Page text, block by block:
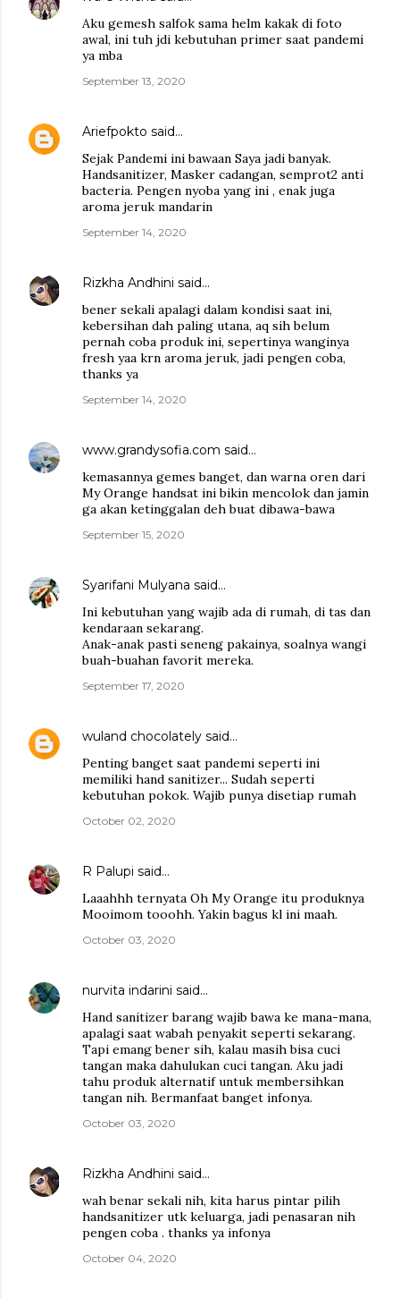
Aku gemesh salfok sama helm kakak di foto
awal, ini tuh jdi kebutuhan primer saat pandemi
ya mba
September 13, 2020
Ariefpokto said…
Sejak Pandemi ini bawaan Saya jadi banyak.
Handsanitizer, Masker cadangan, semprot2 anti
bacteria. Pengen nyoba yang ini , enak juga
aroma jeruk mandarin
September 14, 2020
Rizkha Andhini said…
bener sekali apalagi dalam kondisi saat ini,
kebersihan dah paling utana, aq sih belum
pernah coba produk ini, sepertinya wanginya
fresh yaa krn aroma jeruk, jadi pengen coba,
thanks ya
September 14, 2020
www.grandysofia.com said…
kemasannya gemes banget, dan warna oren dari
My Orange handsat ini bikin mencolok dan jamin
ga akan ketinggalan deh buat dibawa-bawa
September 15, 2020
Syarifani Mulyana said…
Ini kebutuhan yang wajib ada di rumah, di tas dan
kendaraan sekarang.
Anak-anak pasti seneng pakainya, soalnya wangi
buah-buahan favorit mereka.
September 17, 2020
wuland chocolately said…
Penting banget saat pandemi seperti ini
memiliki hand sanitizer... Sudah seperti
kebutuhan pokok. Wajib punya disetiap rumah
October 02, 2020
R Palupi said…
Laaahhh ternyata Oh My Orange itu produknya
Mooimom tooohh. Yakin bagus kl ini maah.
October 03, 2020
nurvita indarini said…
Hand sanitizer barang wajib bawa ke mana-mana,
apalagi saat wabah penyakit seperti sekarang.
Tapi emang bener sih, kalau masih bisa cuci
tangan maka dahulukan cuci tangan. Aku jadi
tahu produk alternatif untuk membersihkan
tangan nih. Bermanfaat banget infonya.
October 03, 2020
Rizkha Andhini said…
wah benar sekali nih, kita harus pintar pilih
handsanitizer utk keluarga, jadi penasaran nih
pengen coba . thanks ya infonya
October 04, 2020